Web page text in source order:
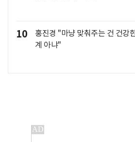
10
홍진경 "마냥 맞춰주는 건 건강
계 아냐"